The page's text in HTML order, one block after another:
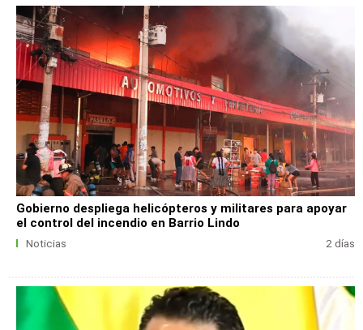
Gobierno despliega helicópteros y militares para apoyar
el control del incendio en Barrio Lindo
Noticias 2 días